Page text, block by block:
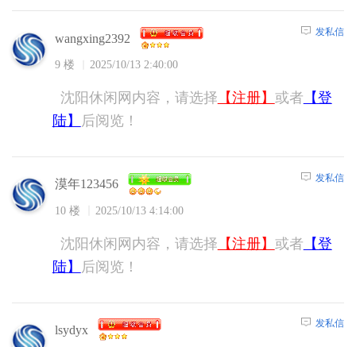
wangxing2392
9 楼 2025/10/13 2:40:00
发私信
沈阳休闲网内容，请选择 【注册】 或者 【登
陆】
后阅览！
漠年123456
10 楼 2025/10/13 4:14:00
发私信
沈阳休闲网内容，请选择 【注册】 或者 【登
陆】
后阅览！
lsydyx 发私信